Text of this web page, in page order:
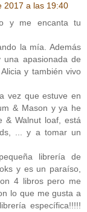
2017 a las 19:40
y me encanta tu
la mía. Además
apasionada de
y también vivo
vez que estuve en
& Mason y ya he
& Walnut loaf, está
... y a tomar un
librería de
y es un paraíso,
4 libros pero me
lo que me gusta a
específica!!!!!